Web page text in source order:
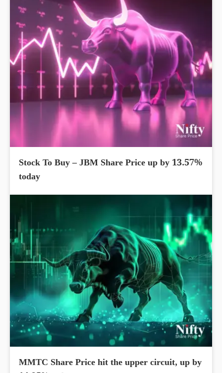
Stock To Buy – JBM Share Price up by 13.57%
today
MMTC Share Price hit the upper circuit, up by